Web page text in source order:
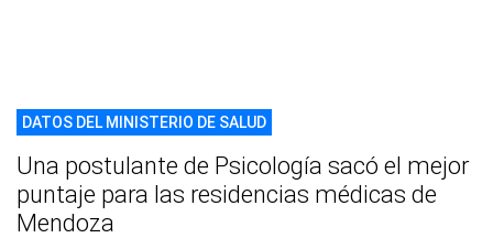
DATOS DEL MINISTERIO DE SALUD
Una postulante de Psicología sacó el mejor
puntaje para las residencias médicas de
Mendoza